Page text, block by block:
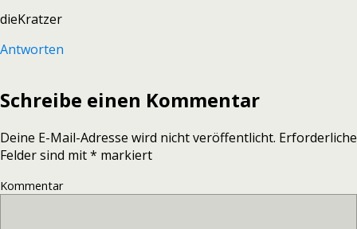
dieKratzer
Antworten
Schreibe einen Kommentar
Deine E-Mail-Adresse wird nicht veröffentlicht. Erforderliche
Felder sind mit* markiert
Kommentar